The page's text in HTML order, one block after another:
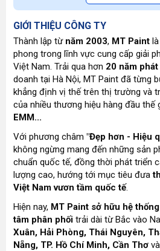
GIỚI THIỆU CÔNG TY
Thành lập từ năm 2003, MT Paint
phong trong lĩnh vực cung cấp giải
Việt Nam. Trải qua hơn 20 năm
doanh tại Hà Nội, MT Paint đã từng
khẳng định vị thế trên thị trường và
của nhiều thương hiệu hàng đầu thế
EMM...
Với phương châm "Đẹp hơn - Hiệu
không ngừng mang đến những sản
chuẩn quốc tế, đồng thời phát triển
lượng cao, hướng tới mục tiêu đưa
Việt Nam vươn tầm quốc tế.
Hiện nay, MT Paint sở hữu hệ
tâm phân phối trải dài từ Bắc vào
Xuân, Hải Phòng, Thái Nguyên,
Nẵng, TP. Hồ Chí Minh, Cần Thơ